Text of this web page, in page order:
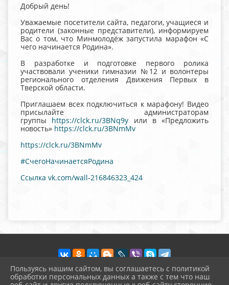
Добрый день!
Уважаемые посетители сайта, педагоги, учащиеся и
родители (законные представители), информируем
Вас о том, что Минмолодёж запустила марафон «С
чего начинается Родина».
В разработке и подготовке первого ролика
участвовали ученики гимназии №12 и волонтеры
регионального отделения Движения Первых в
Тверской области.
Приглашаем всех подключиться к марафону! Видео
присылайте администраторам
группы https://clck.ru/3BNq9y или в «Предложить
новость» https://clck.ru/3BNmMv
https://clck.ru/3BNmMv
#СчегоНачинаетсяРодина
Ссылка vk.com/wall-216846323_424
Пользуясь нашим сайтом, вы соглашаетесь с политикой
обработки персональных данных а также с тем что наш